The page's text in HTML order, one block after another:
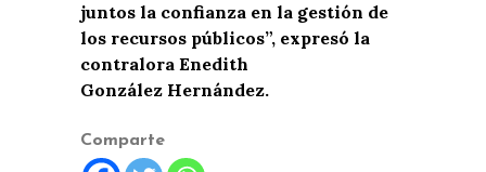
juntos la confianza en la gestión de
los recursos públicos”, expresó la
contralora Enedith
González Hernández.
Comparte